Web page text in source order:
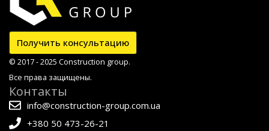
Получить консультацию
© 2017 - 2025 Construction group.
Все права защищены.
Контакты
info@construction-group.com.ua
+380 50 473-26-21